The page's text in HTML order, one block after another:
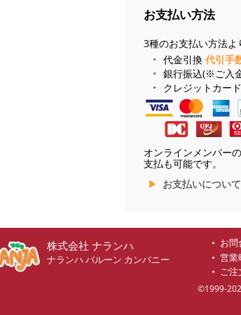
お支払い方法
3種のお支払い方法よ
代金引換 代引手
銀行振込(※ご入
クレジットカード
オンラインメンバー
支払も可能です。
お支払いについて
株式会社 ナランハ
ナランハ バルーン カンパニー
お問
営業
ご注
©1999-